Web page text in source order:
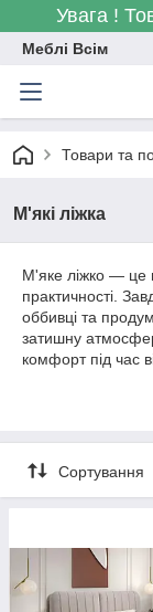
Увага !
Меблі Всім
Товари та
М'які ліжка
М'яке ліжко — це
практичності.
оббивці та
затишну
комфорт під час
стилів:
можливістю
Сортування